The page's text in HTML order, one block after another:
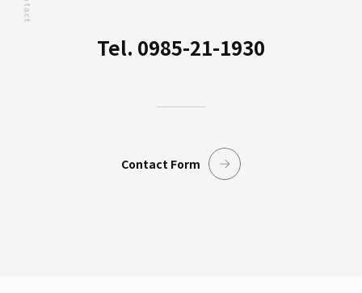
Tel. 0985-21-1930
Contact Form